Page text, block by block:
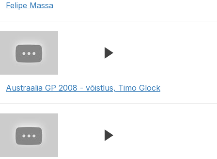
Felipe Massa
Austraalia GP 2008 - võistlus, Timo Glock